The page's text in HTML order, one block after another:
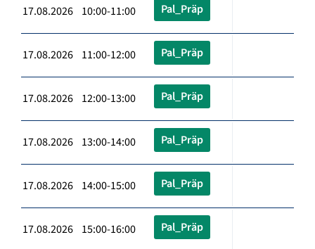
17.08.2026 10:00-11:00 Pal_Präp
17.08.2026 11:00-12:00 Pal_Präp
17.08.2026 12:00-13:00 Pal_Präp
17.08.2026 13:00-14:00 Pal_Präp
17.08.2026 14:00-15:00 Pal_Präp
17.08.2026 15:00-16:00 Pal_Präp